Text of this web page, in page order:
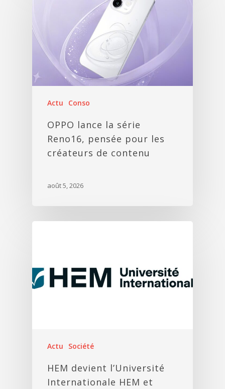
Actu Conso
OPPO lance la série
Reno16, pensée pour les
créateurs de contenu
août 5, 2026
Actu Société
HEM devient l’Université
Internationale HEM et